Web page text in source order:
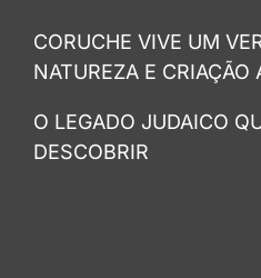
CORUCHE VIVE UM
NATUREZA E CRIAÇÃO
O LEGADO JUDAICO
DESCOBRIR